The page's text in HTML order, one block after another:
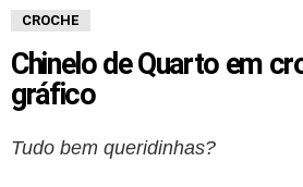
CROCHE
Chinelo de Quarto em
gráfico
Tudo bem queridinhas?